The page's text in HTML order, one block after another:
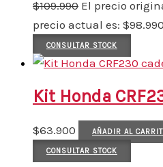
$109.990 El precio
precio actual es:
CONSULTAR STOCK
Kit Honda
$63.900 AÑADIR AL
CONSULTAR STOCK